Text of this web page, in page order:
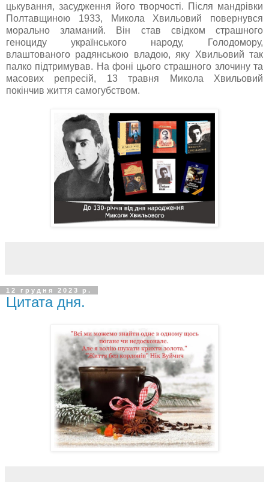
цькування, засудження його творчості. Після мандрівки
Полтавщиною 1933, Микола Хвильовий повернувся
морально зламаний. Він став свідком страшного
геноциду українського народу, Голодомору,
влаштованого радянською владою, яку Хвильовий так
палко підтримував. На фоні цього страшного злочину та
масових репресій, 13 травня Микола Хвильовий
покінчив життя самогубством.
12 грудня 2023 р.
Цитата дня.